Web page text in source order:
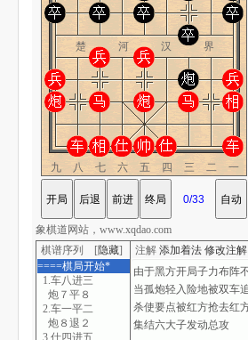
楚 河 汉 界
九八七六五四三二一
棋谱序列 [隐藏]
====棋局开始*
1.车八进三
炮７平８
2.车一平二
炮８退２
3.仕四进五
注解 添加着法 修改注解
象棋道网站，www.xqdao.com